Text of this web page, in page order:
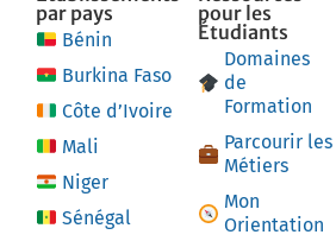
par pays
Bénin
Burkina Faso
Côte d’Ivoire
Mali
Niger
Sénégal
pour les
Étudiants
Domaines
de
Formation
Parcourir les
Métiers
Mon
Orientation